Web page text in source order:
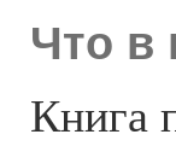
Что в
Книга